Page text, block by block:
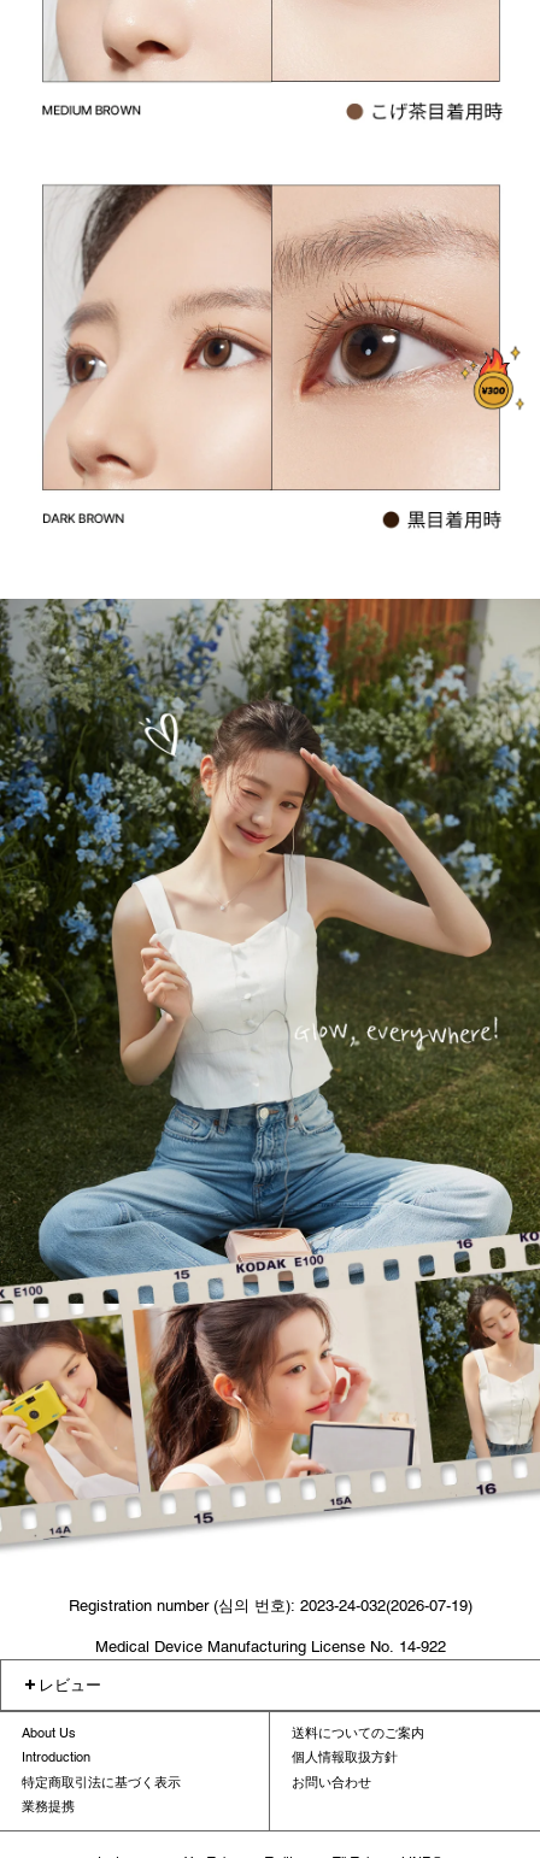
Registration number (심의 번호): 2023-24-032(2026-07-19)
Medical Device Manufacturing License No. 14-922
レビュー
About Us
Introduction
特定商取引法に基づく表示
業務提携
送料についてのご案内
個人情報取扱方針
お問い合わせ